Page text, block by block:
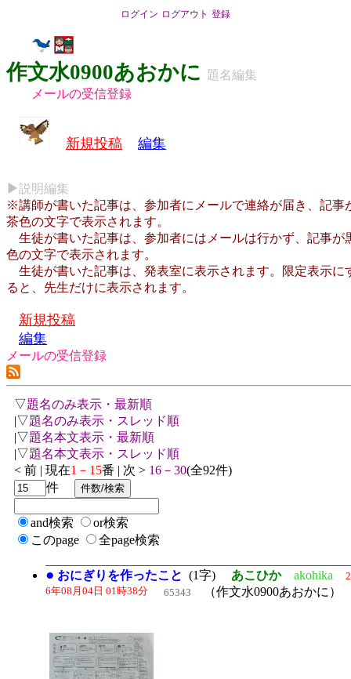
ログイン ログアウト 登録
作文水0900あおかに 題名編集
メールの受信登録
新規投稿 編集
▶説明編集
※講師が書いた記事は、参加者にメールで連絡が届き、記事
茶色の文字で表示されます。
生徒が書いた記事は、参加者にはメールは行かず、記事が
色の文字で表示されます。
生徒が書いた記事は、発表室に表示されます。限定表示に
ると、先生だけに表示されます。
新規投稿
編集
メールの受信登録
▽題名のみ表示・最新順
|▽題名のみ表示・スレッド順
|▽題名本文表示・最新順
|▽題名本文表示・スレッド順
< 前 | 現在1－15番 | 次 > 16－30(全92件)
件
and検索
or検索
このpage
全page検索
● おにぎりを作ったこと (1字) あこひか akohika
6年08月04日 01時38分 65343 （作文水0900あおかに）